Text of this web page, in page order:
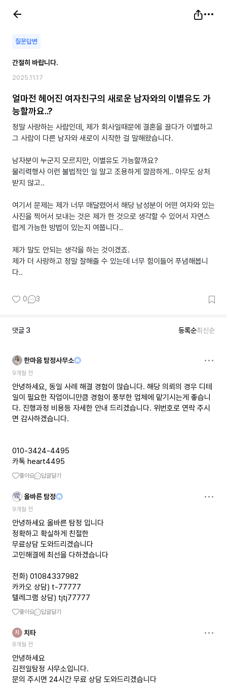
질문답변
간절히 바랍니다.
2025.11.17
얼마전 헤어진 여자친구의 새로운 남자와의 이별유도 가
능할까요..?
정말 사랑하는 사람인데, 제가 회사일때문에 결혼을 끌다가 이별하고
그 사람이 다른 남자와 새로이 시작한 걸 말해왔습니다.
남자분이 누군지 모르지만, 이별유도 가능할까요?
물리력행사 이런 불법적인 일 말고 조용하게 깔끔하게.. 아무도 상처
받지 않고..
여기서 문제는 제가 너무 매달렸어서 해당 남성분이 어떤 여자와 있는
사진을 찍어서 보내는 것은 제가 한 것으로 생각할 수 있어서 자연스
럽게 가능한 방법이 있는지 여쭙니다..
제가 말도 안되는 생각을 하는 것이겠죠.
제가 더 사랑하고 정말 잘해줄 수 있는데 너무 힘이들어 푸념해봅니
다..
0 3
댓글 3 등록순최신순
한마음 탐정사무소
9개월 전
안녕하세요, 동일 사례 해결 경험이 많습니다. 해당 의뢰의 경우 디테
일이 필요한 작업이니만큼 경험이 풍부한 업체에 맡기시는게 좋습니
다. 진행과정 비용등 자세한 안내 드리겠습니다. 위번호로 연락 주시
면 감사하겠습니다.
010-3424-4495
카톡 heart4495
좋아요 답글달기
올바른 탐정
9개월 전
안녕하세요 올바른 탐정 입니다
정확하고 확실하게 친절한
무료상담 도와드리겠습니다
고민해결에 최선을 다하겠습니다
전화) 01084337982
카카오 상담) t-77777
텔레그램 상담) tjtj77777
좋아요 답글달기
치 치타
8개월 전
안녕하세요
김전일탐정 사무소입니다.
문의 주시면 24시간 무료 상담 도와드리겠습니다